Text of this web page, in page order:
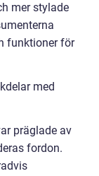
mer stylade
funktioner för
med
präglade av
fordon.